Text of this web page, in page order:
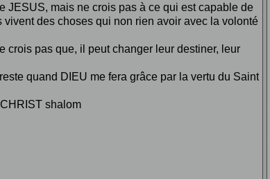
JESUS, mais ne crois pas à ce qui est capable de
vivent des choses qui non rien avoir avec la volonté
crois pas que, il peut changer leur destiner, leur
quand DIEU me fera grâce par la vertu du Saint
shalom